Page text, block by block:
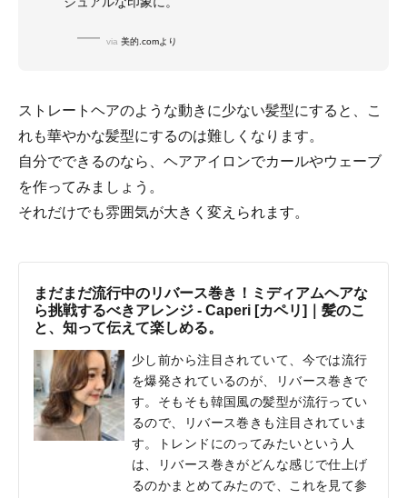
via 美的.comより
ストレートヘアのような動きに少ない髪型にすると、こ
れも華やかな髪型にするのは難しくなります。
自分でできるのなら、ヘアアイロンでカールやウェーブ
を作ってみましょう。
それだけでも雰囲気が大きく変えられます。
まだまだ流行中のリバース巻き！ミディアムヘアな
ら挑戦するべきアレンジ - Caperi [カペリ]｜髪のこ
と、知って伝えて楽しめる。
少し前から注目されていて、今では流行
を爆発されているのが、リバース巻きで
す。そもそも韓国風の髪型が流行ってい
るので、リバース巻きも注目されていま
す。トレンドにのってみたいという人
は、リバース巻きがどんな感じで仕上げ
るのかまとめてみたので、これを見て参